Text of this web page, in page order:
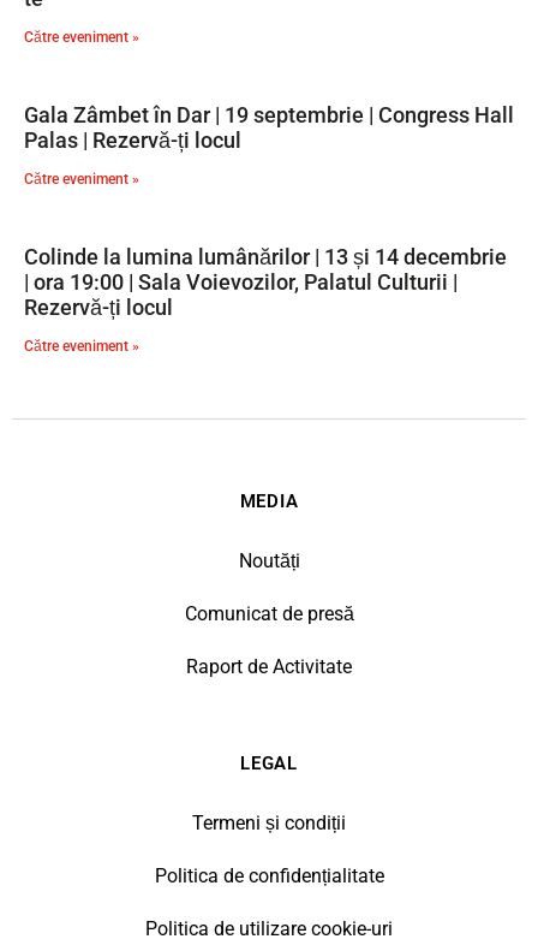
Către eveniment »
Gala Zâmbet în Dar | 19 septembrie | Congress Hall
Palas | Rezervă-ți locul
Către eveniment »
Colinde la lumina lumânărilor | 13 și 14 decembrie
| ora 19:00 | Sala Voievozilor, Palatul Culturii |
Rezervă-ți locul
Către eveniment »
MEDIA
Noutăți
Comunicat de presă
Raport de Activitate
LEGAL
Termeni și condiții
Politica de confidențialitate
Politica de utilizare cookie-uri